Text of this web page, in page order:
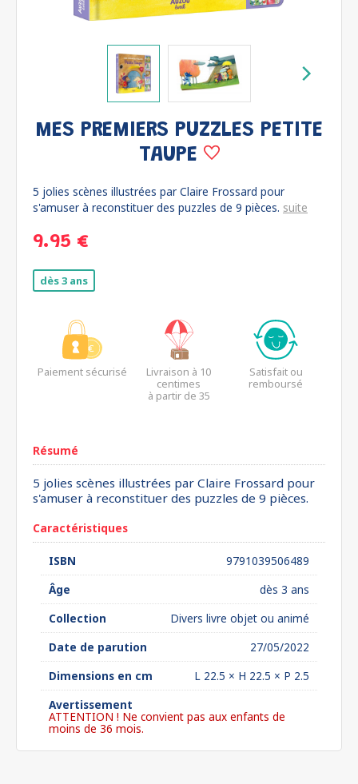
MES PREMIERS PUZZLES PETITE
TAUPE
5 jolies scènes illustrées par Claire Frossard pour
s'amuser à reconstituer des puzzles de 9 pièces. suite
9.95 €
dès 3 ans
Paiement sécurisé
Livraison à 10
centimes
à partir de 35
Satisfait ou
remboursé
Résumé
5 jolies scènes illustrées par Claire Frossard pour
s'amuser à reconstituer des puzzles de 9 pièces.
Caractéristiques
ISBN
9791039506489
Âge
dès 3 ans
Collection
Divers livre objet ou animé
Date de parution
27/05/2022
Dimensions en cm
L 22.5 × H 22.5 × P 2.5
Avertissement
ATTENTION ! Ne convient pas aux enfants de
moins de 36 mois.